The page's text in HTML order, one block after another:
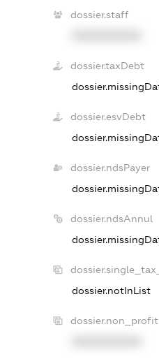
dossier.staff
dossier.taxDebt
dossier.esvDebt
dossier.ndsPayer
dossier.ndsAnnul
dossier.notInList
dossier.non_profit